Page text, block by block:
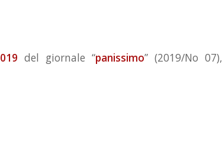
del giornale “panissimo” (2019/No 07),